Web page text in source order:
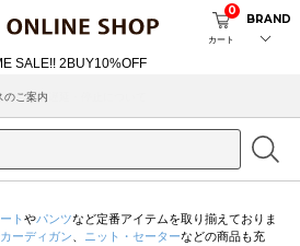
カート
0
BRAND
のご案内
ト やパンツなど定番アイテムを取り揃えておりま
カーディガン ニット・セーターなどの商品も充